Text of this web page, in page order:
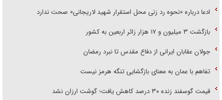
ادعا درباره «نحوه رد زنی محل استقرار شهید لاریجانی» صحت ندارد
بازگشت ۳ میلیون و ۱۷ هزار زائر اربعین به کشور
جولان عقابان ایرانی از دفاع مقدس تا نبرد رمضان
تفاهم با عمان به معنای بازگشایی تنگه هرمز نیست
قیمت گوسفند زنده ۳۰ درصد کاهش یافت؛ گوشت ارزان نشد